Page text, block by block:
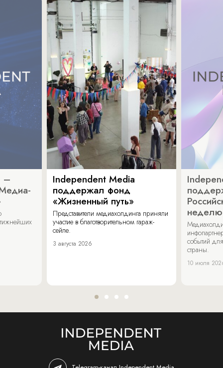
–
Independent Media
поддержал фонд
«Жизненный путь»
Представители медиахолдинга приняли
участие в благотворительном гараж-
сейле.
3 августа 2026
неделю
событий
страны.
10 июля